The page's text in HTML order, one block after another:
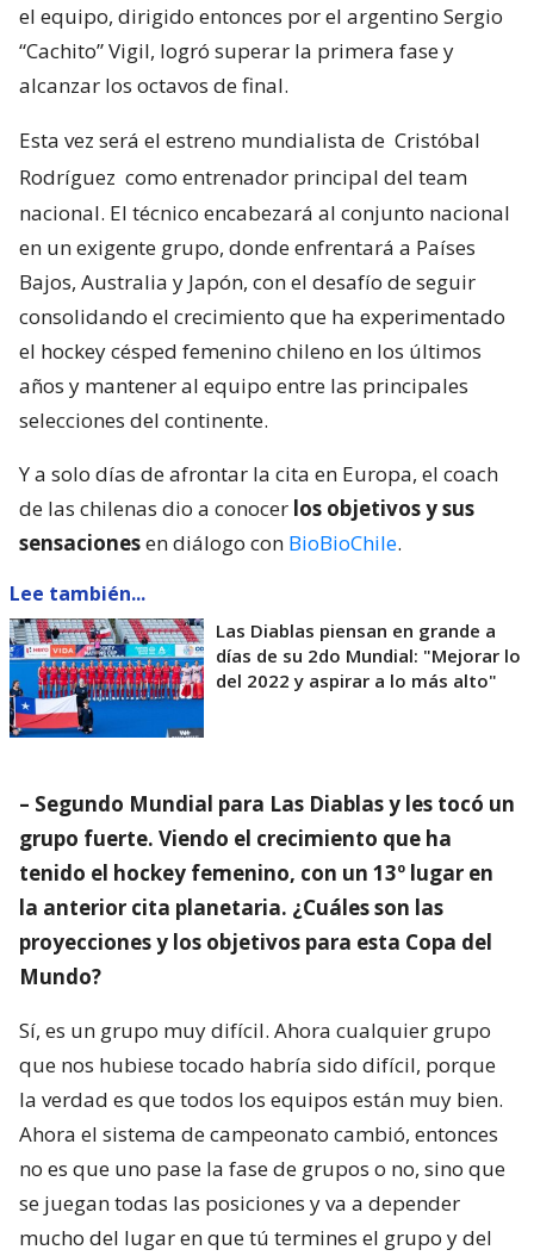
el equipo, dirigido entonces por el argentino Sergio
“Cachito” Vigil, logró superar la primera fase y
alcanzar los octavos de final.
Esta vez será el estreno mundialista de Cristóbal
Rodríguez como entrenador principal del team
nacional. El técnico encabezará al conjunto nacional
en un exigente grupo, donde enfrentará a Países
Bajos, Australia y Japón, con el desafío de seguir
consolidando el crecimiento que ha experimentado
el hockey césped femenino chileno en los últimos
años y mantener al equipo entre las principales
selecciones del continente.
Y a solo días de afrontar la cita en Europa, el coach
de las chilenas dio a conocer los objetivos y sus
sensacionesen diálogo con BioBioChile.
Lee también...
Las Diablas piensan en grande a
días de su 2do Mundial: "Mejorar lo
del 2022 y aspirar a lo más alto"
– Segundo Mundial para Las Diablas y les tocó un
grupo fuerte. Viendo el crecimiento que ha
tenido el hockey femenino, con un 13º lugar en
la anterior cita planetaria. ¿Cuáles son las
proyecciones y los objetivos para esta Copa del
Mundo?
Sí, es un grupo muy difícil. Ahora cualquier grupo
que nos hubiese tocado habría sido difícil, porque
la verdad es que todos los equipos están muy bien.
Ahora el sistema de campeonato cambió, entonces
no es que uno pase la fase de grupos o no, sino que
se juegan todas las posiciones y va a depender
mucho del lugar en que tú termines el grupo y del